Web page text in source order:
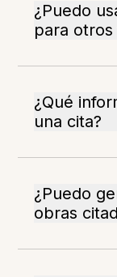
¿Puedo
para
¿Qué
una cita?
¿Puedo
obras